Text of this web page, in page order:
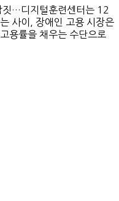
짓…디지털훈련센터는 12
사이, 장애인 고용 시장은
용률을 채우는 수단으로